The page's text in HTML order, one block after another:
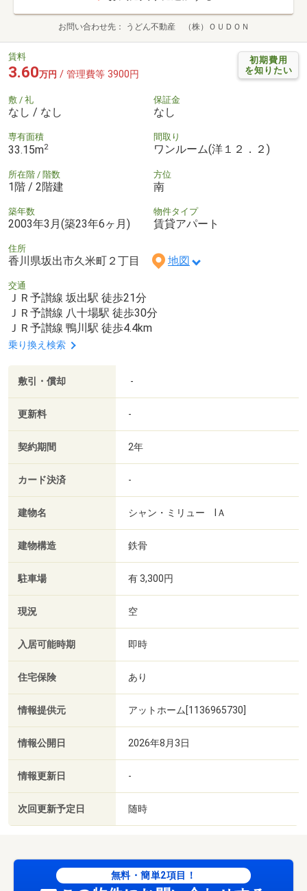
お問い合わせ先 うどん不動産 （株）ＯＵＤＯＮ
初期費用
を知りたい
賃料
3.60万円 / 管理費等 3900円
敷 / 礼
なし / なし
保証金
なし
専有面積
33.15m2
間取り
ワンルーム(洋１２．２)
所在階 / 階数
1階 / 2階建
方位
南
築年数
2003年3月(築23年6ヶ月)
物件タイプ
賃貸アパート
住所
香川県坂出市久米町２丁目 地図
交通
ＪＲ予讃線 坂出駅 徒歩21分
ＪＲ予讃線 八十場駅 徒歩30分
ＪＲ予讃線 鴨川駅 徒歩4.4km
乗り換え検索
敷引・償却 -
更新料 -
契約期間 2年
カード決済 -
建物名 シャン・ミリュー ⅠＡ
建物構造 鉄骨
駐車場 有 3,300円
現況 空
入居可能時期 即時
住宅保険 あり
情報提供元 アットホーム[1136965730]
情報公開日 2026年8月3日
情報更新日 -
次回更新予定日 随時
無料・簡単2項目！